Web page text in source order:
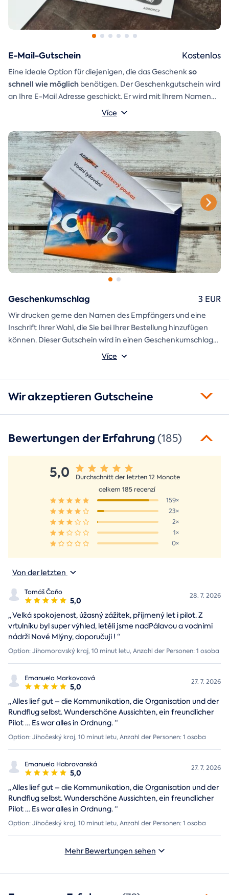
E-Mail-Gutschein
Eine ideale Option für diejenigen, die das Geschenkso
schnell wie möglich benötigen. Der Geschenkgutschein wird
an Ihre E-Mail Adresse geschickt. Er wird mit Ihrem Namen
und einer Aufschrift versehen, die Sie selbst schreiben
ausschneiden und zusammenkleben können, ist ebenfalls in
der E-Mail enthalten.
Více
Kostenlos
Geschenkumschlag
Wir drucken gerne den Namen des Empfängers und eine
Inschrift Ihrer Wahl, die Sie bei Ihrer Bestellung hinzufügen
können. Dieser Gutschein wird in einen Geschenkumschlag
gesteckt und direkt an Sie versandt.
Více
3 EUR
Wir akzeptieren Gutscheine
Bewertungen der Erfahrung(185)
5,0
Durchschnitt der letzten 12 Monate
celkem 185 recenzí
159×
23×
2×
1×
0×
Von der letzten
Tomáš Čaňo
5,0 28. 7. 2026
„Velká spokojenost, úžasný zážitek, příjmený let i pilot. Z
vrtulníku byl super výhled, letěli jsme nadPálavou a vodními
nádrži Nové Mlýny, doporučuji ! “
Option: Jihomoravský kraj, 10 minut letu, Anzahl der Personen: 1 osoba
Emanuela Markovcová
5,0 27. 7. 2026
„Alles lief gut – die Kommunikation, die Organisation und der
Rundflug selbst. Wunderschöne Aussichten, ein freundlicher
Pilot … Es war alles in Ordnung.“
Option: Jihočeský kraj, 10 minut letu, Anzahl der Personen: 1 osoba
Emanuela Habrovanská
5,0 27. 7. 2026
„Alles lief gut – die Kommunikation, die Organisation und der
Rundflug selbst. Wunderschöne Aussichten, ein freundlicher
Pilot … Es war alles in Ordnung.“
Option: Jihočeský kraj, 10 minut letu, Anzahl der Personen: 1 osoba
Mehr Bewertungen sehen